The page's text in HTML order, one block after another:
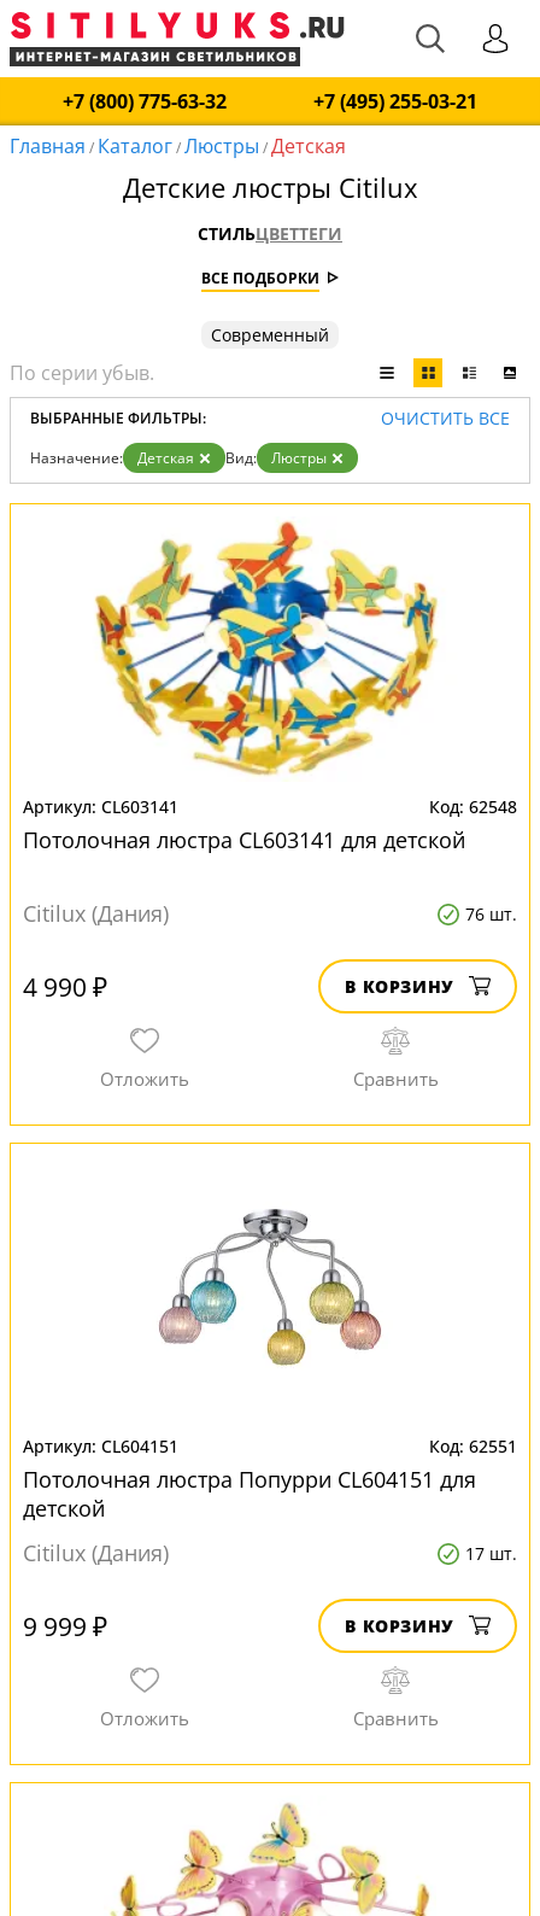
+7 (800) 775-63-32
+7 (495) 255-03-21
Главная / Каталог/Люстры /Детская
Детские люстры Citilux
СТИЛЬЦВЕТТЕГИ
ВСЕ ПОДБОРКИ
Современный
ВЫБРАННЫЕ ФИЛЬТРЫ: ОЧИСТИТЬ ВСЕ
Назначение: Детская Вид: Люстры
CL603141 62548
Потолочная люстра CL603141 для детской
Citilux (Дания) 76 шт.
4 990 ₽ В КОРЗИНУ
CL604151 62551
Потолочная люстра Попурри CL604151 для
детской
Citilux (Дания)
17 шт.
9 999 ₽ В КОРЗИНУ